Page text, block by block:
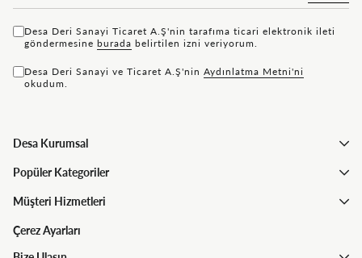
Desa Deri Sanayi Ticaret A.Ş'nin tarafıma ticari elektronik ileti
göndermesine bu rada belirtilen izni veriyorum.
Desa Deri Sanayi ve Ticaret A.Ş'nin Aydınlatma Metni'ni
okudum.
Desa Kurumsal
Popüler Kategoriler
Müşteri Hizmetleri
Çerez Ayarları